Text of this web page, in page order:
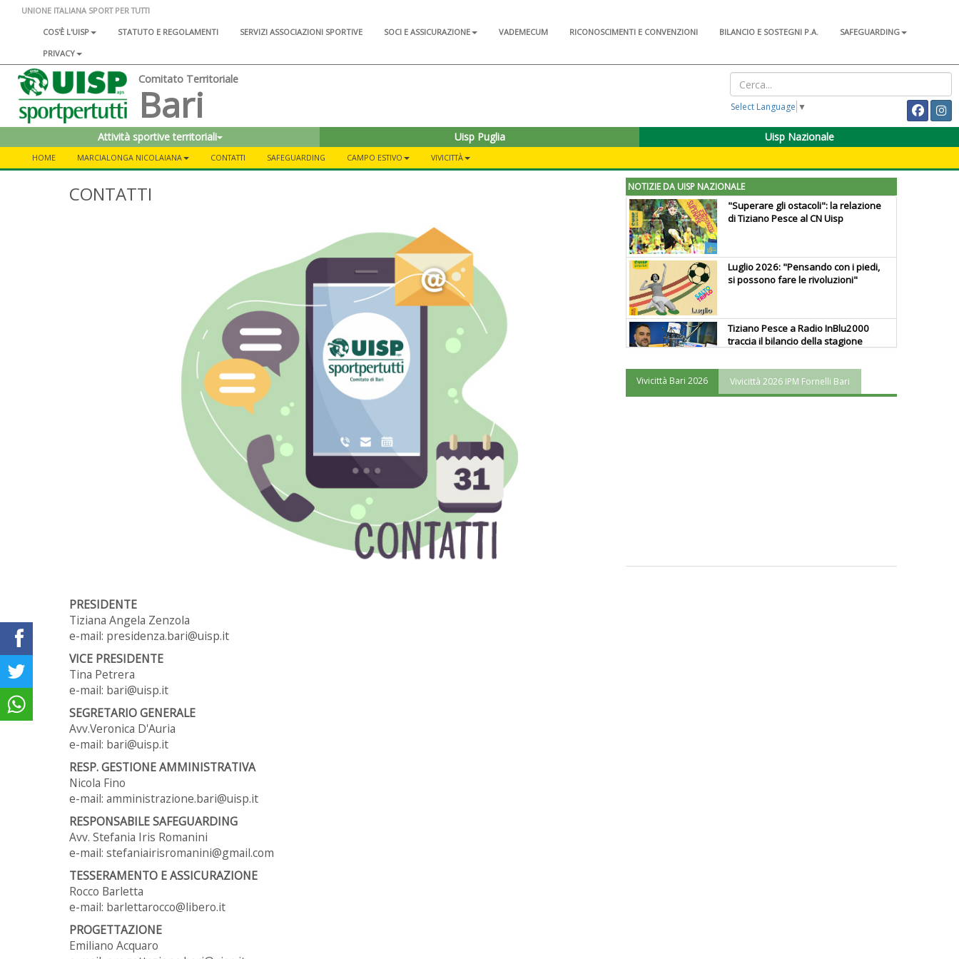
UNIONE ITALIANA SPORT PER TUTTI
COS'È L'UISP
STATUTO E REGOLAMENTI SERVIZI ASSOCIAZIONI SPORTIVE SOCI E ASSICURAZIONE VADEMECUM RICONOSCIMENTI E CONVENZIONI BILANCIO E SOSTEGNI P.A.
SAFEGUARDING
PRIVACY
Comitato Territoriale
Bari Select Language ▼
Attività sportive territoriali Uisp Puglia Uisp Nazionale
HOME MARCIALONGA NICOLAIANA CONTATTI SAFEGUARDING CAMPO ESTIVO VIVICITTÀ
CONTATTI
PRESIDENTE
Tiziana Angela Zenzola
e-mail: presidenza.bari@uisp.it
VICE PRESIDENTE
Tina Petrera
e-mail: bari@uisp.it
SEGRETARIO GENERALE
Avv.Veronica D'Auria
e-mail: bari@uisp.it
RESP. GESTIONE AMMINISTRATIVA
Nicola Fino
e-mail: amministrazione.bari@uisp.it
RESPONSABILE SAFEGUARDING
Avv. Stefania Iris Romanini
e-mail: stefaniairisromanini@gmail.com
TESSERAMENTO E ASSICURAZIONE
Rocco Barletta
e-mail: barlettarocco@libero.it
PROGETTAZIONE
Emiliano Acquaro
NOTIZIE DA UISP NAZIONALE
"Superare gli ostacoli": la relazione
di Tiziano Pesce al CN Uisp
Luglio 2026: "Pensando con i piedi,
si possono fare le rivoluzioni"
Tiziano Pesce a Radio InBlu2000
traccia il bilancio della stagione
Vivicittà Bari 2026 Vivicittà 2026 IPM Fornelli Bari